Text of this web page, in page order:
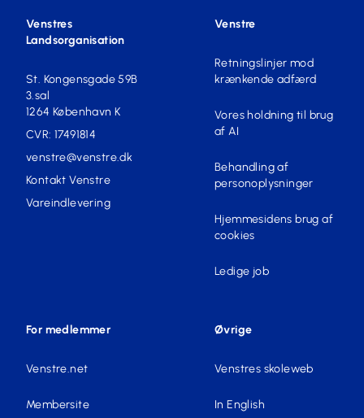
Venstres
Landsorganisation
St. Kongensgade 59B
3.sal
1264 København K
CVR: 17491814
venstre@venstre.dk
Kontakt Venstre
Vareindlevering
Venstre
Retningslinjer mod
krænkende adfærd
Vores holdning til brug
af AI
Behandling af
personoplysninger
Hjemmesidens brug af
cookies
Ledige job
For medlemmer
Venstre.net
Membersite
Øvrige
Venstres skoleweb
In English